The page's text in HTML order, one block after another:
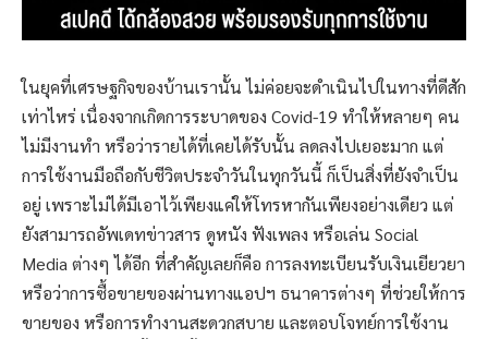
ในยุคที่เศรษฐกิจของบ้านเรานั้น ไม่ค่อยจะดำเนินไปในทางที่ดีสัก
เท่าไหร่ เนื่องจากเกิดการระบาดของ Covid-19 ทำให้หลายๆ คน
ไม่มีงานทำ หรือว่ารายได้ที่เคยได้รับนั้น ลดลงไปเยอะมาก แต่
การใช้งานมือถือกับชีวิตประจำวันในทุกวันนี้ ก็เป็นสิ่งที่ยังจำเป็น
อยู่ เพราะไม่ได้มีเอาไว้เพียงแค่ให้โทรหากันเพียงอย่างเดียว แต่
ยังสามารถอัพเดทข่าวสาร ดูหนัง ฟังเพลง หรือเล่น Social
Media ต่างๆ ได้อีก ที่สำคัญเลยก็คือ การลงทะเบียนรับเงินเยียวยา
หรือว่าการซื้อขายของผ่านทางแอปฯ ธนาคารต่างๆ ที่ช่วยให้การ
ขายของ หรือการทำงานสะดวกสบาย และตอบโจทย์การใช้งาน